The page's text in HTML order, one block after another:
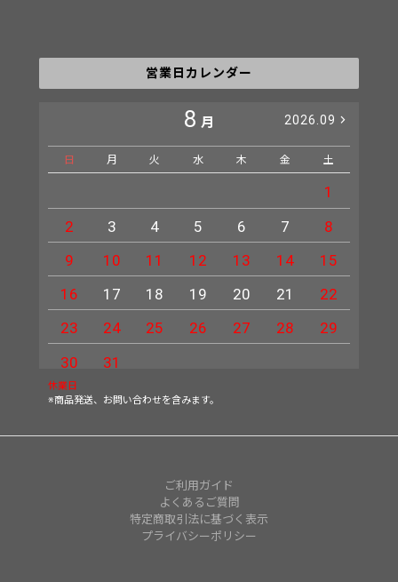
営業日カレンダー
8 月 2026.09
日 月 火 水 木 金 土
1
2
3 4 5 6 7
8
9
10 11 12 13 14
15
16
17 18 19 20 21
22
23
24 25 26 27 28
29
30
31
休業日
※商品発送、お問い合わせを含みます。
ご利用ガイド
よくあるご質問
特定商取引法に基づく表示
プライバシーポリシー